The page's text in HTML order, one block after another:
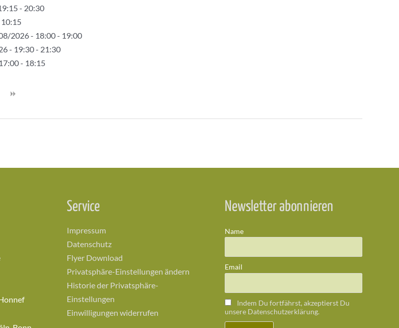
- 20:30
2026 - 18:00 - 19:00
- 19:30 - 21:30
- 18:15
Service
Impressum
Datenschutz
Flyer Download
Privatsphäre-Einstellungen ändern
Historie der Privatsphäre-
Einstellungen
Einwilligungen widerrufen
Newsletter abonnieren
Name
Email
Indem Du fortfährst, akzeptierst Du
unsere Datenschutzerklärung.